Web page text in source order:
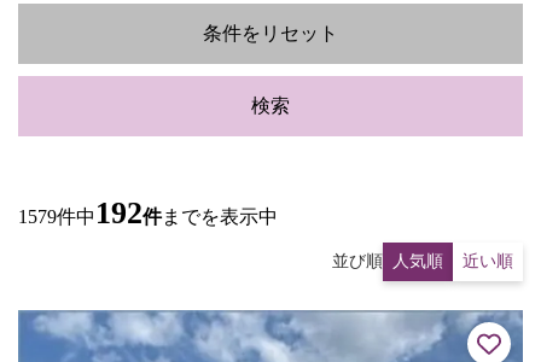
条件をリセット
検索
1579件中 192件までを表示中
並び順 人気順 近い順